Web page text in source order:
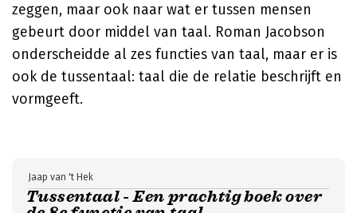
zeggen, maar ook naar wat er tussen mensen
gebeurt door middel van taal. Roman Jacobson
onderscheidde al zes functies van taal, maar er is
ook de tussentaal: taal die de relatie beschrijft en
vormgeeft.
Tussentaal - Een prachtig boek over
Jaap van 't Hek